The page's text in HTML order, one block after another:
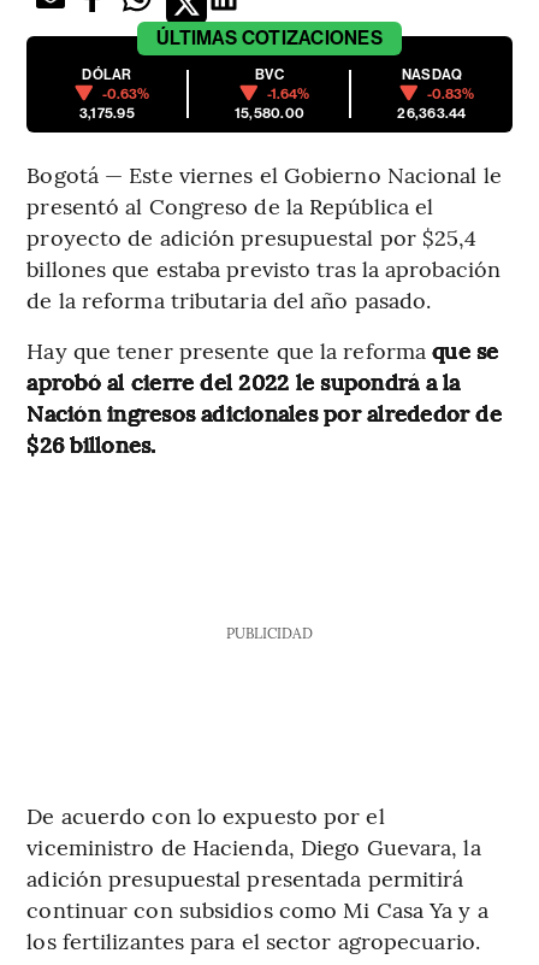
ÚLTIMAS COTIZACIONES
DÓLAR
-0.63%
3,175.95
BVC
-1.64%
15,580.00
NASDAQ
-0.83%
26,363.44
Bogotá — Este viernes el Gobierno Nacional le
presentó al Congreso de la República el
proyecto de adición presupuestal por $25,4
billones que estaba previsto tras la aprobación
de la reforma tributaria del año pasado.
Hay que tener presente que la reformaque se
aprobó al cierre del 2022 le supondrá a la
Nación ingresos adicionales por alrededor de
$26 billones.
PUBLICIDAD
De acuerdo con lo expuesto por el
viceministro de Hacienda, Diego Guevara, la
adición presupuestal presentada permitirá
continuar con subsidios como Mi Casa Ya y a
los fertilizantes para el sector agropecuario.